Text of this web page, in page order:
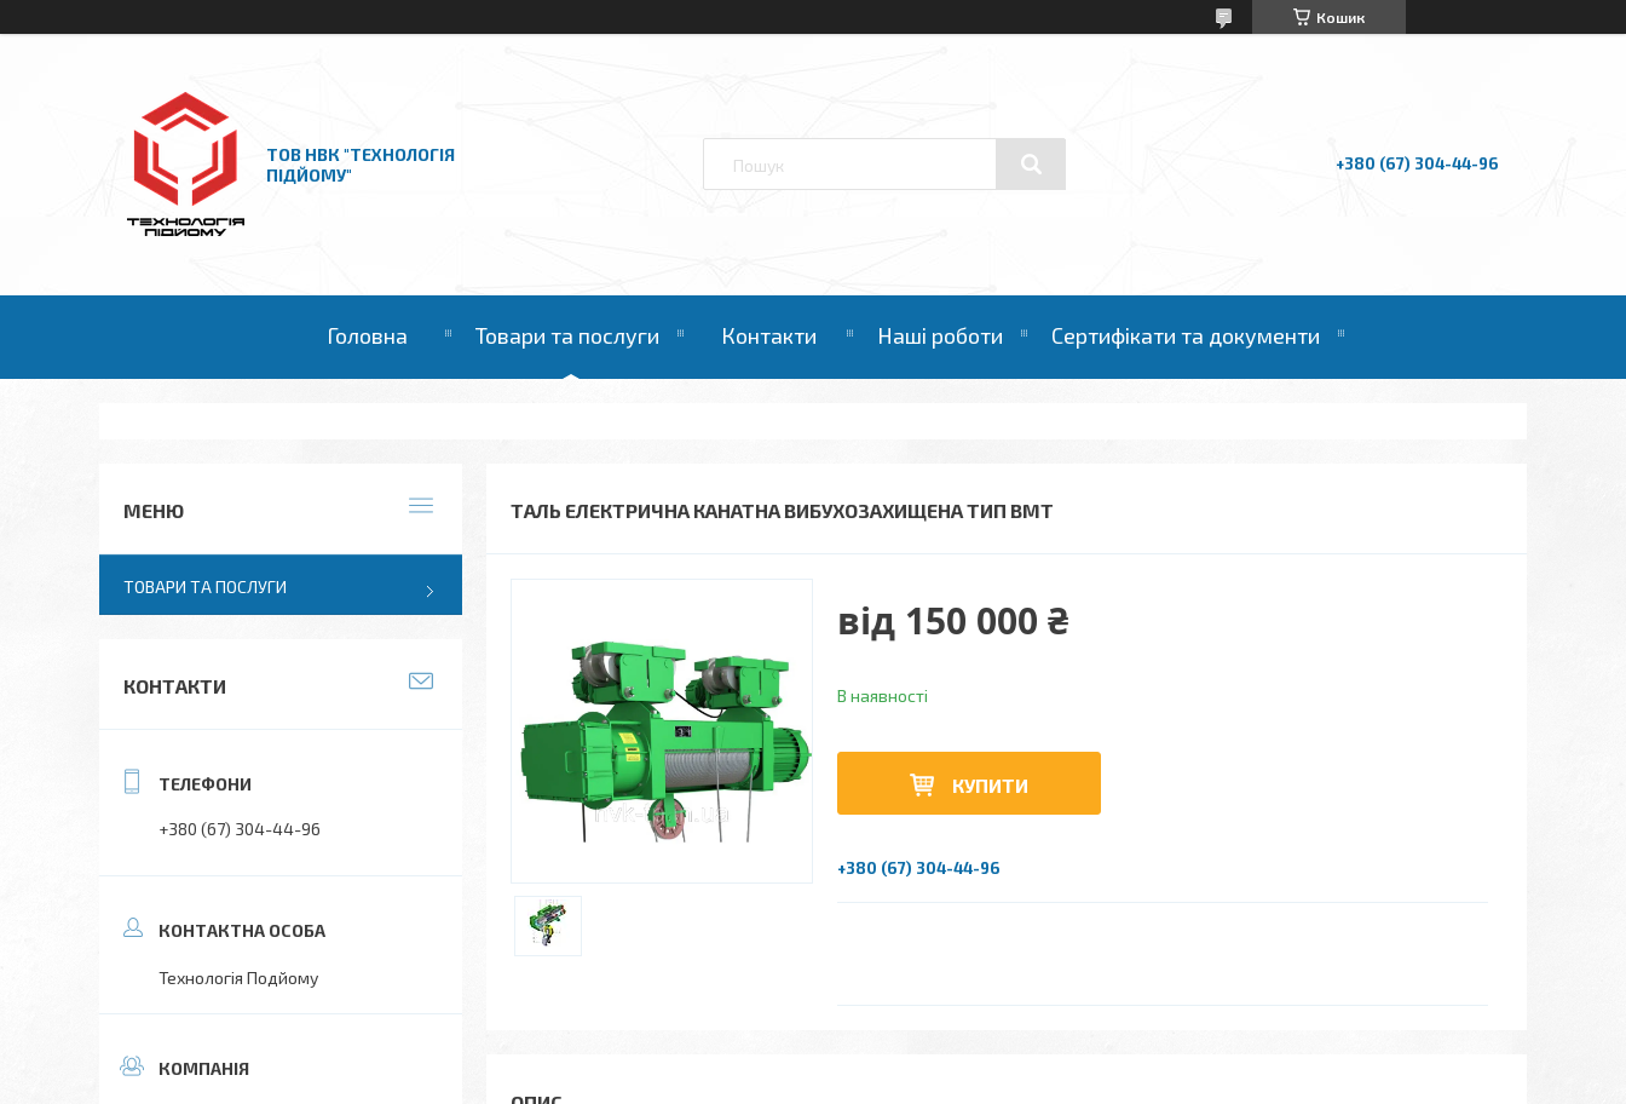
Кошик
ТОВ НВК "ТЕХНОЛОГІЯ
ПІДЙОМУ"
+380 (67) 304-44-96
Головна Товари та послуги Контакти Наші роботи Сертифікати та документи
ТАЛЬ ЕЛЕКТРИЧНА КАНАТНА ВИБУХОЗАХИЩЕНА ТИП ВМТ
від 150 000 ₴
В наявності
КУПИТИ
+380 (67) 304-44-96
ТОВАРИ ТА ПОСЛУГИ
КОНТАКТИ
+380 (67) 304-44-96
Технологія Подйому